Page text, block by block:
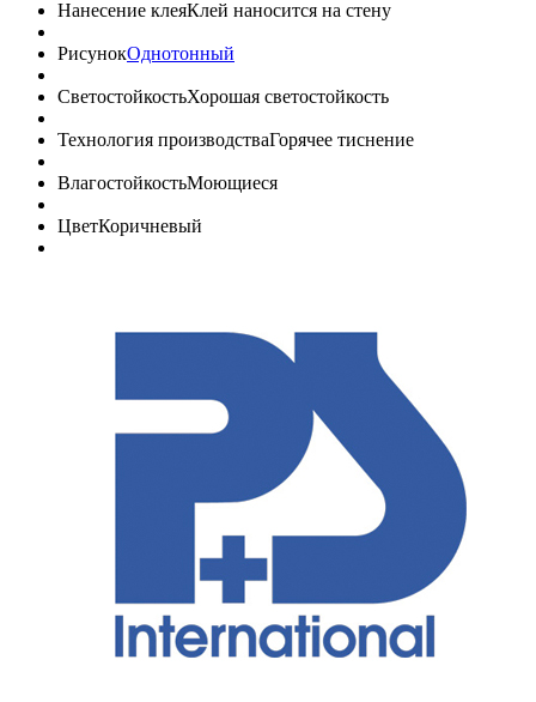
Нанесение клеяКлей наносится на стену
РисунокОднотонный
СветостойкостьХорошая светостойкость
Технология производстваГорячее тиснение
ВлагостойкостьМоющиеся
ЦветКоричневый